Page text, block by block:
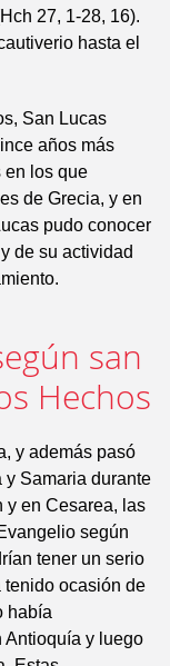
27, 1-28, 16).
hasta el
San Lucas
años más
en los que
de Grecia, y en
pudo conocer
de su actividad
san
Hechos
y además pasó
Samaria durante
y en Cesarea, las
según
tener un serio
tenido ocasión de
había
Antioquía y luego